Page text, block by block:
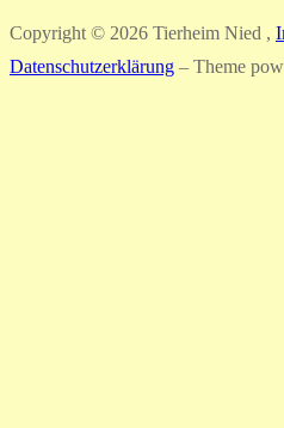
Copyright © 2026 Tierheim Nied ,
Datenschutzerklärung – Theme